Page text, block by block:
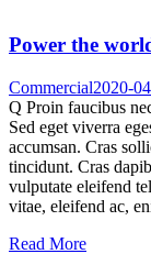
Power the
Commercial2020-
Q Proin faucibus
Sed eget viverra
accumsan. Cras
tincidunt. Cras
vulputate eleifend
vitae, eleifend ac,
Read More